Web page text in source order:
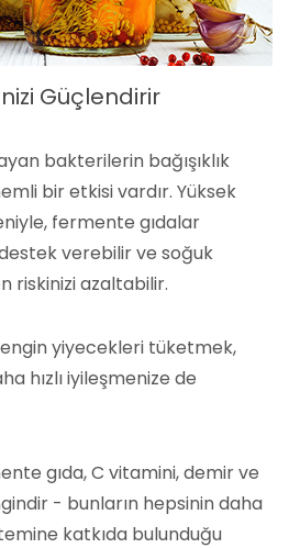
Güçlendirir
bakterilerin bağışıklık
bir etkisi vardır. Yüksek
fermente gıdalar
destek verebilir ve soğuk
riskinizi azaltabilir.
yiyecekleri tüketmek,
hızlı iyileşmenize de
gıda, C vitamini, demir ve
- bunların hepsinin daha
katkıda bulunduğu